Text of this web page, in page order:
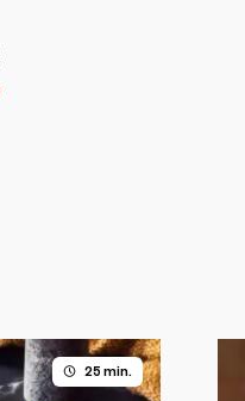
25 min.